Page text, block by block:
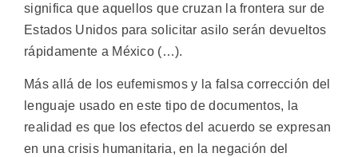
significa que aquellos que cruzan la frontera sur de
Estados Unidos para solicitar asilo serán devueltos
rápidamente a México (…).
Más allá de los eufemismos y la falsa corrección del
lenguaje usado en este tipo de documentos, la
realidad es que los efectos del acuerdo se expresan
en una crisis humanitaria, en la negación del